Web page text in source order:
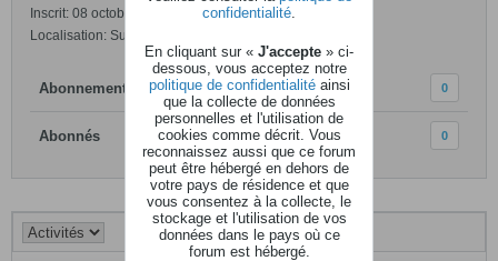
Inscrit: 08 octobre 2003
Localisation: Suisse
Abonnements 0
Abonnés 0
confidentialité
En cliquant sur « J'accepte » ci-
dessous, vous acceptez notre
politique de confidentialitéainsi
que la collecte de données
personnelles et l'utilisation de
cookies comme décrit. Vous
reconnaissez aussi que ce forum
peut être hébergé en dehors de
votre pays de résidence et que
vous consentez à la collecte, le
stockage et l'utilisation de vos
données dans le pays où ce
forum est hébergé.